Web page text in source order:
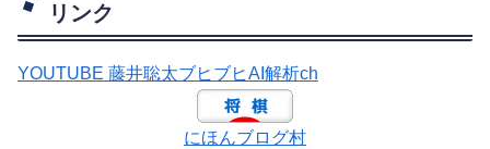
リンク
YOUTUBE 藤井聡太ブヒブヒAI解析ch
にほんブログ村